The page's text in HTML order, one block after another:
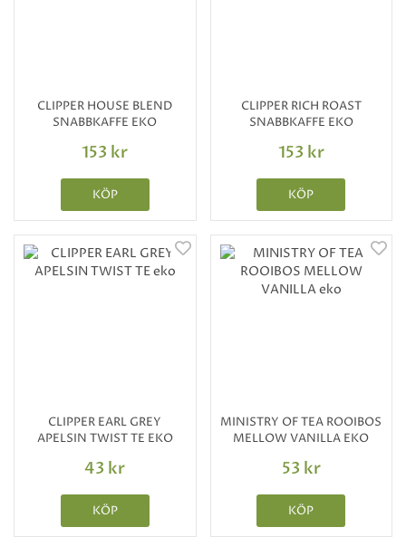
CLIPPER HOUSE BLEND
SNABBKAFFE EKO
153 kr
KÖP
CLIPPER RICH ROAST
SNABBKAFFE EKO
153 kr
KÖP
CLIPPER EARL GREY
APELSIN TWIST TE EKO
43 kr
KÖP
MINISTRY OF TEA ROOIBOS
MELLOW VANILLA EKO
53 kr
KÖP